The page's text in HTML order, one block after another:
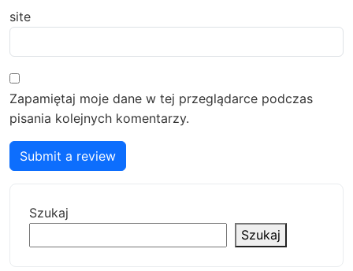
site
Zapamiętaj moje dane w tej przeglądarce podczas
pisania kolejnych komentarzy.
Submit a review
Szukaj
Szukaj